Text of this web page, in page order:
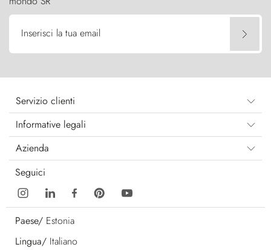
Inserisci la tua email
Servizio clienti
Informative legali
Azienda
Seguici
Paese/ Estonia
Lingua/ Italiano